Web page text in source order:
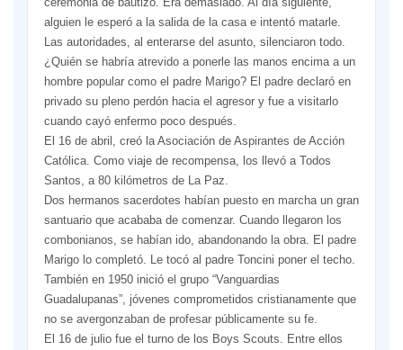
alguien le esperó a la salida de la casa e intentó matarle.
Las autoridades, al enterarse del asunto, silenciaron todo.
¿Quién se habría atrevido a ponerle las manos encima a un
hombre popular como el padre Marigo? El padre declaró en
privado su pleno perdón hacia el agresor y fue a visitarlo
cuando cayó enfermo poco después.
El 16 de abril, creó la Asociación de Aspirantes de Acción
Católica. Como viaje de recompensa, los llevó a Todos
Santos, a 80 kilómetros de La Paz.
Dos hermanos sacerdotes habían puesto en marcha un gran
santuario que acababa de comenzar. Cuando llegaron los
combonianos, se habían ido, abandonando la obra. El padre
Marigo lo completó. Le tocó al padre Toncini poner el techo.
También en 1950 inició el grupo “Vanguardias
Guadalupanas”, jóvenes comprometidos cristianamente que
no se avergonzaban de profesar públicamente su fe.
El 16 de julio fue el turno de los Boys Scouts. Entre ellos